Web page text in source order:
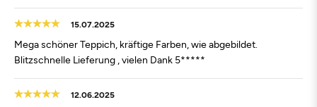
15.07.2025
Mega schöner Teppich, kräftige Farben, wie abgebildet.
Blitzschnelle Lieferung , vielen Dank 5*****
12.06.2025